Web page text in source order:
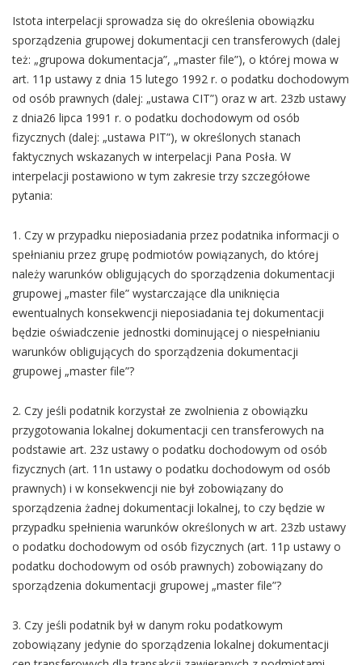
Istota interpelacji sprowadza się do określenia obowiązku
sporządzenia grupowej dokumentacji cen transferowych (dalej
też: „grupowa dokumentacja”, „master file”), o której mowa w
art. 11p ustawy z dnia 15 lutego 1992 r. o podatku dochodowym
od osób prawnych (dalej: „ustawa CIT”) oraz w art. 23zb ustawy
z dnia26 lipca 1991 r. o podatku dochodowym od osób
fizycznych (dalej: „ustawa PIT”), w określonych stanach
faktycznych wskazanych w interpelacji Pana Posła. W
interpelacji postawiono w tym zakresie trzy szczegółowe
pytania:
1. Czy w przypadku nieposiadania przez podatnika informacji o
spełnianiu przez grupę podmiotów powiązanych, do której
należy warunków obligujących do sporządzenia dokumentacji
grupowej „master file” wystarczające dla uniknięcia
ewentualnych konsekwencji nieposiadania tej dokumentacji
będzie oświadczenie jednostki dominującej o niespełnianiu
warunków obligujących do sporządzenia dokumentacji
grupowej „master file”?
2. Czy jeśli podatnik korzystał ze zwolnienia z obowiązku
przygotowania lokalnej dokumentacji cen transferowych na
podstawie art. 23z ustawy o podatku dochodowym od osób
fizycznych (art. 11n ustawy o podatku dochodowym od osób
prawnych) i w konsekwencji nie był zobowiązany do
sporządzenia żadnej dokumentacji lokalnej, to czy będzie w
przypadku spełnienia warunków określonych w art. 23zb ustawy
o podatku dochodowym od osób fizycznych (art. 11p ustawy o
podatku dochodowym od osób prawnych) zobowiązany do
sporządzenia dokumentacji grupowej „master file”?
3. Czy jeśli podatnik był w danym roku podatkowym
zobowiązany jedynie do sporządzenia lokalnej dokumentacji